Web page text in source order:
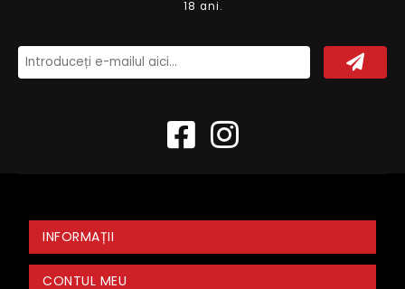
18 ani.
INFORMAȚII
CONTUL MEU